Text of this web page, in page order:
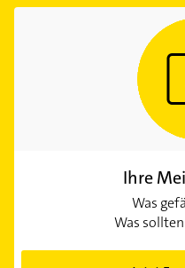
Ihre
Was
Was